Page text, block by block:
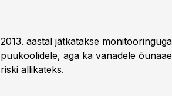
2013. aastal jätkatakse
puukoolidele, aga ka vanadele
riski allikateks.